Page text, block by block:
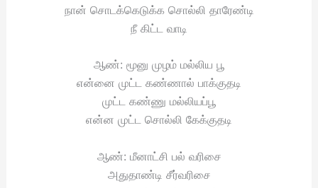
நான் சொடக்கெடுக்க சொல்லி தாரேண்டி
நீ கிட்ட வாடி
ஆண்: மூனு முழம் மல்லிய பூ
என்னை முட்ட கண்ணால் பாக்குதடி
முட்ட கண்ணு மல்லியப்பூ
என்ன முட்ட சொல்லி கேக்குதடி
ஆண்: மீனாட்சி பல் வரிசை
அதுதாண்டி சீர்வரிசை